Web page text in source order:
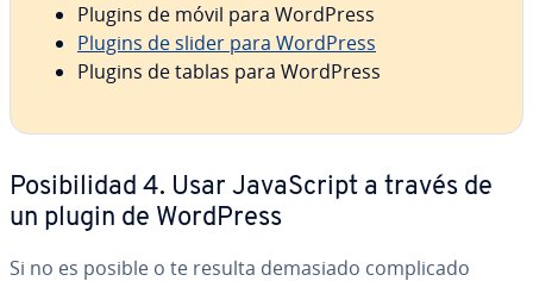
Plugins de móvil para WordPress
Plugins de slider para WordPress
Plugins de tablas para WordPress
Po­si­bi­li­dad 4. Usar Ja­va­S­cri­pt a través de
un plugin de WordPress
Si no es posible o te resulta demasiado co­m­pli­ca­do